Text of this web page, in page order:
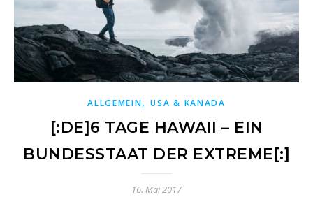
ALLGEMEIN,USA & KANADA
[:DE]6 TAGE HAWAII – EIN
BUNDESSTAAT DER EXTREME[:]
16. Mai 2017